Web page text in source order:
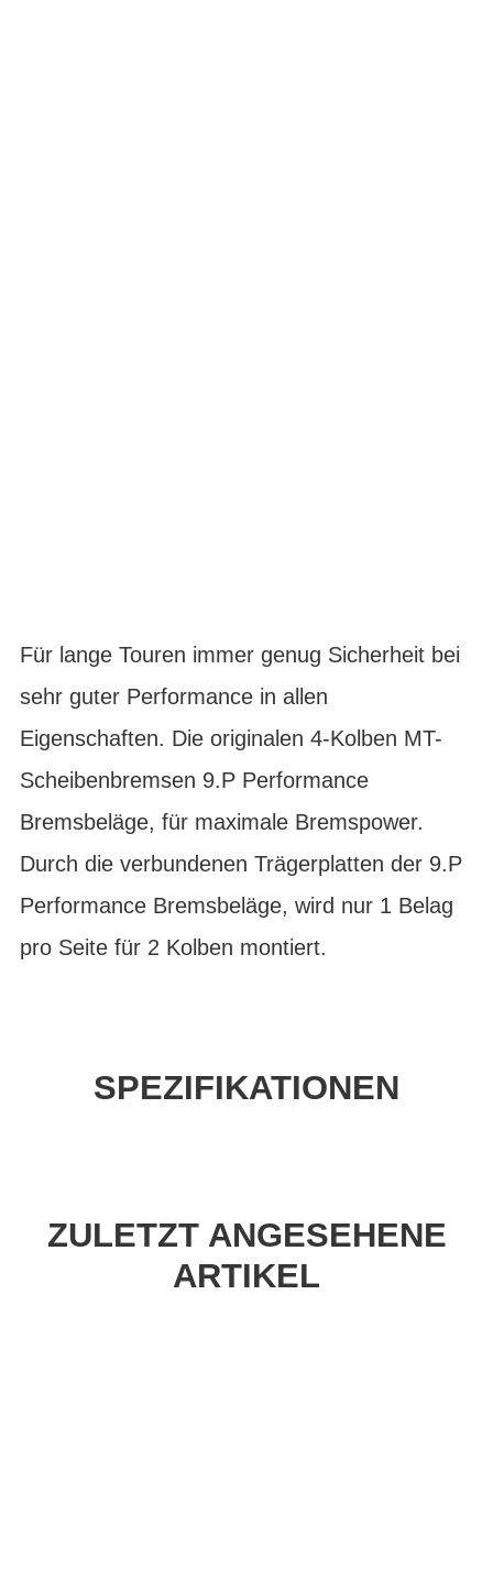
Für lange Touren immer genug Sicherheit bei
sehr guter Performance in allen
Eigenschaften. Die originalen 4-Kolben MT-
Scheibenbremsen 9.P Performance
Bremsbeläge, für maximale Bremspower.
Durch die verbundenen Trägerplatten der 9.P
Performance Bremsbeläge, wird nur 1 Belag
pro Seite für 2 Kolben montiert.
SPEZIFIKATIONEN
ZULETZT ANGESEHENE
ARTIKEL